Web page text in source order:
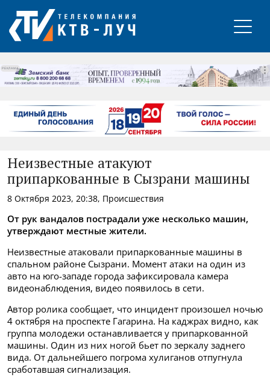
РЕКЛАМА
Неизвестные атакуют
припаркованные в Сызрани машины
8 Октября 2023, 20:38, Происшествия
От рук вандалов пострадали уже несколько машин,
утверждают местные жители.
Неизвестные атаковали припаркованные машины в
спальном районе Сызрани. Момент атаки на один из
авто на юго-западе города зафиксировала камера
видеонаблюдения, видео появилось в сети.
Автор ролика сообщает, что инцидент произошел ночью
4 октября на проспекте Гагарина. На каджрах видно, как
группа молодежи останавливается у припаркованной
машины. Один из них ногой бьет по зеркалу заднего
вида. От дальнейшего погрома хулиганов отпугнула
сработавшая сигнализация.